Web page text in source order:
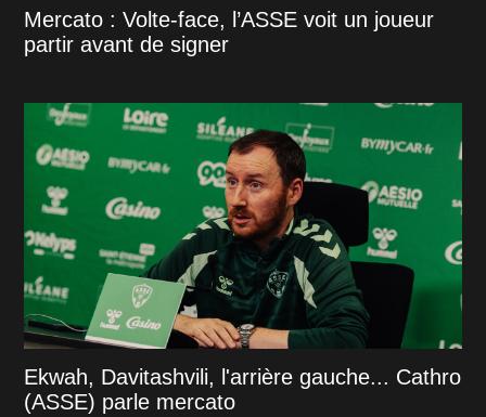
Mercato : Volte-face, l’ASSE voit un joueur
partir avant de signer
Ekwah, Davitashvili, l'arrière gauche... Cathro
(ASSE) parle mercato